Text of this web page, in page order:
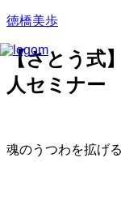
徳橋美歩
【さとう式
人セミナー
魂のうつわを拡げ